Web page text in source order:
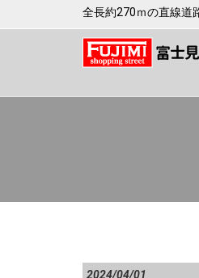
全長約270ｍの直線道
2024/04/01